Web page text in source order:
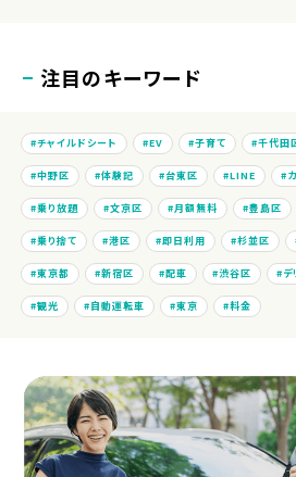
注目のキーワード
チャイルドシート EV 子育て 千代田
中野区 体験記 台東区 LINE
乗り放題 文京区 月額無料 豊島区
乗り捨て 港区 即日利用 杉並区
東京都 新宿区 配車 渋谷区 デ
観光 自動運転車 東京 料金